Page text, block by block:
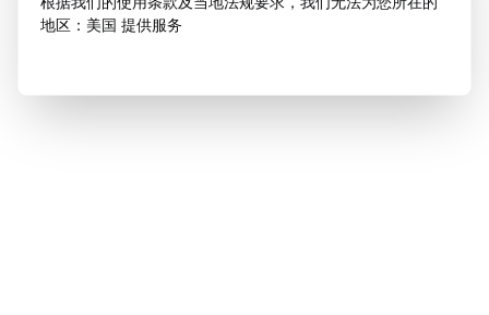
地区：美国 提供服务